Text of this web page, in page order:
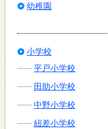
幼稚園
小学校
平戸小学校
田助小学校
中野小学校
紐差小学校